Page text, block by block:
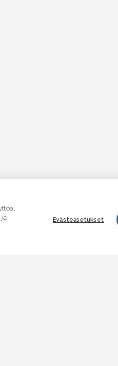
ja
Evästeasetukset